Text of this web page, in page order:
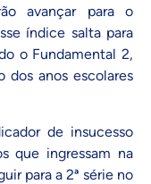
avançar para o
índice salta para
o Fundamental 2,
dos anos escolares
de insucesso
que ingressam na
para a 2ª série no